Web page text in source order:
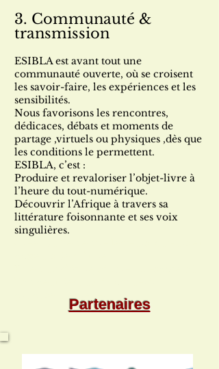
3. Communauté &
transmission
ESIBLA est avant tout une
communauté ouverte, où se croisent
les savoir-faire, les expériences et les
sensibilités.
Nous favorisons les rencontres,
dédicaces, débats et moments de
partage ,virtuels ou physiques ,dès que
les conditions le permettent.
ESIBLA, c’est :
Produire et revaloriser l’objet-livre à
l’heure du tout-numérique.
Découvrir l’Afrique à travers sa
littérature foisonnante et ses voix
singulières.
Partenaires